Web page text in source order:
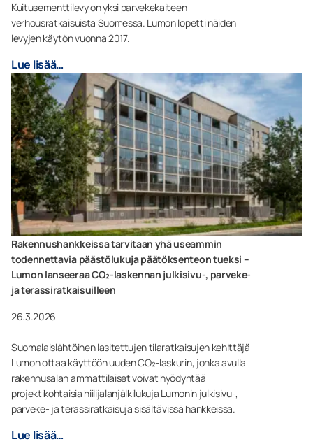
Kuitusementtilevy on yksi parvekekaiteen
verhousratkaisuista Suomessa. Lumon lopetti näiden
levyjen käytön vuonna 2017.
Lue lisää…
Rakennushankkeissa tarvitaan yhä useammin
todennettavia päästölukuja päätöksenteon tueksi –
Lumon lanseeraa CO₂-laskennan julkisivu-, parveke-
ja terassiratkaisuilleen
26.3.2026
Suomalaislähtöinen lasitettujen tilaratkaisujen kehittäjä
Lumon ottaa käyttöön uuden CO₂-laskurin, jonka avulla
rakennusalan ammattilaiset voivat hyödyntää
projektikohtaisia hiilijalanjälkilukuja Lumonin julkisivu-,
parveke- ja terassiratkaisuja sisältävissä hankkeissa.
Lue lisää…